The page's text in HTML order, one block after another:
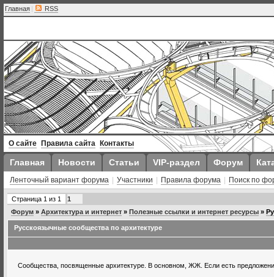
Главная | RSS
О сайте Правила сайта Контакты
Главная Новости Статьи VIP-раздел Форум
Ленточный вариант форума Участники Правила форума Поиск по
Страница 1 из 1
1
Форум » Архитектура и интернет » Полезные ссылки и интернет ресурсы »
Русскоязычные сообщества по архитектуре
Сообщества, посвященные архитектуре. В основном, ЖЖ. Если есть